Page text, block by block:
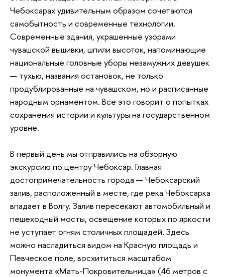
Чебоксарах удивительным образом сочетаются
самобытность и современные технологии.
Современные здания, украшенные узорами
чувашской вышивки, шпили высоток, напоминающие
национальные головные уборы незамужних девушек
— тухью, названия остановок, не только
продублированные на чувашском, но и расписанные
народным орнаментом. Все это говорит о попытках
сохранения истории и культуры на государственном
уровне.
В первый день мы отправились на обзорную
экскурсию по центру Чебоксар. Главная
достопримечательность города — Чебоксарский
залив, расположенный в месте, где река Чебоксарка
впадает в Волгу. Залив пересекают автомобильный и
пешеходный мосты, освещение которых по яркости
не уступает огням столичных площадей. Здесь
можно насладиться видом на Красную площадь и
Певческое поле, восхититься масштабом
монумента «Мать-Покровительница» (46 метров с